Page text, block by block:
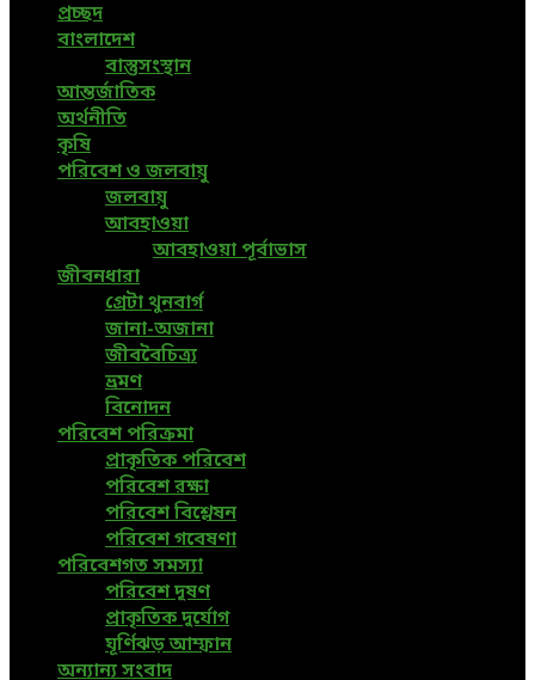
প্রচ্ছদ
বাংলাদেশ
বাস্তুসংস্থান
আন্তর্জাতিক
অর্থনীতি
কৃষি
পরিবেশ ও জলবায়ু
জলবায়ু
আবহাওয়া
আবহাওয়া পূর্বাভাস
জীবনধারা
গ্রেটা থুনবার্গ
জানা-অজানা
জীববৈচিত্র্য
ভ্রমণ
বিনোদন
পরিবেশ পরিক্রমা
প্রাকৃতিক পরিবেশ
পরিবেশ রক্ষা
পরিবেশ বিশ্লেষন
পরিবেশ গবেষণা
পরিবেশগত সমস্যা
পরিবেশ দূষণ
প্রাকৃতিক দুর্যোগ
ঘূর্ণিঝড় আম্ফান
অন্যান্য সংবাদ